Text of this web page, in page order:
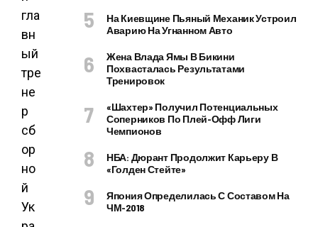
На Киевщине Пьяный Механик Устроил
Аварию На Угнанном Авто
Жена Влада Ямы В Бикини
Похвасталась Результатами
Тренировок
«Шахтер» Получил Потенциальных
Соперников По Плей-Офф Лиги
Чемпионов
НБА: Дюрант Продолжит Карьеру В
«Голден Стейте»
Япония Определилась С Составом На
ЧМ-2018